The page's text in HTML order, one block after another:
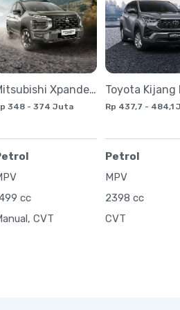
Mitsubishi Xpander Cross
348 - 374 Juta
cc
CVT
Rp 437,7 - 484,1
Petrol
MPV
2398 cc
CVT